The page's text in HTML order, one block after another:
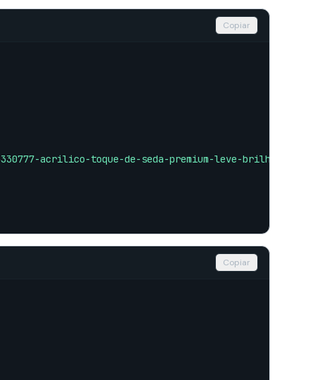
Copiar
acrilico-toque-de-seda-premium-leve-brilho-16l-
Copiar